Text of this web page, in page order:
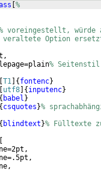
%
voreingestellt, würde
veraltete Option
%
T1 { fontenc}
utf8 { inputenc}
{ babel }
{ csquotes }%
{ blindtext }% Fülltexte